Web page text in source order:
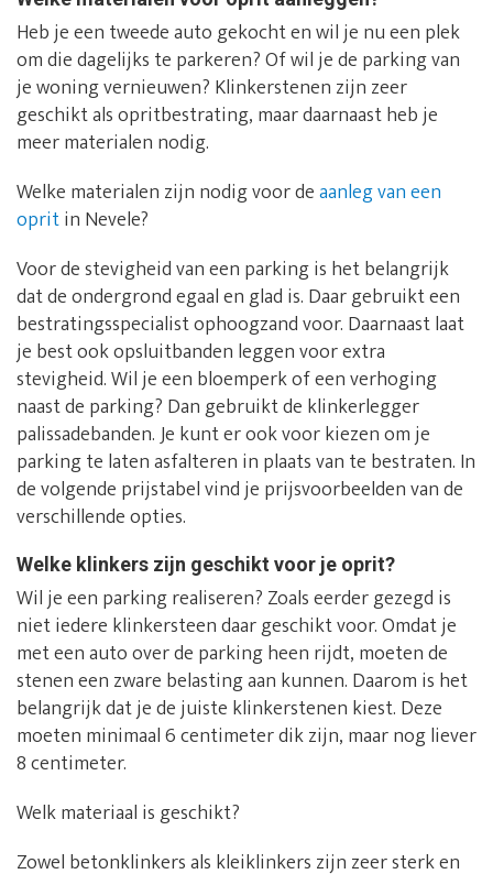
Heb je een tweede auto gekocht en wil je nu een plek
om die dagelijks te parkeren? Of wil je de parking van
je woning vernieuwen? Klinkerstenen zijn zeer
geschikt als opritbestrating, maar daarnaast heb je
meer materialen nodig.
Welke materialen zijn nodig voor deaanleg van een
opritin Nevele?
Voor de stevigheid van een parking is het belangrijk
dat de ondergrond egaal en glad is. Daar gebruikt een
bestratingsspecialist ophoogzand voor. Daarnaast laat
je best ook opsluitbanden leggen voor extra
stevigheid. Wil je een bloemperk of een verhoging
naast de parking? Dan gebruikt de klinkerlegger
palissadebanden. Je kunt er ook voor kiezen om je
parking te laten asfalteren in plaats van te bestraten. In
de volgende prijstabel vind je prijsvoorbeelden van de
verschillende opties.
Welke klinkers zijn geschikt voor je oprit?
Wil je een parking realiseren? Zoals eerder gezegd is
niet iedere klinkersteen daar geschikt voor. Omdat je
met een auto over de parking heen rijdt, moeten de
stenen een zware belasting aan kunnen. Daarom is het
belangrijk dat je de juiste klinkerstenen kiest. Deze
moeten minimaal 6 centimeter dik zijn, maar nog liever
8 centimeter.
Welk materiaal is geschikt?
Zowel betonklinkers als kleiklinkers zijn zeer sterk en